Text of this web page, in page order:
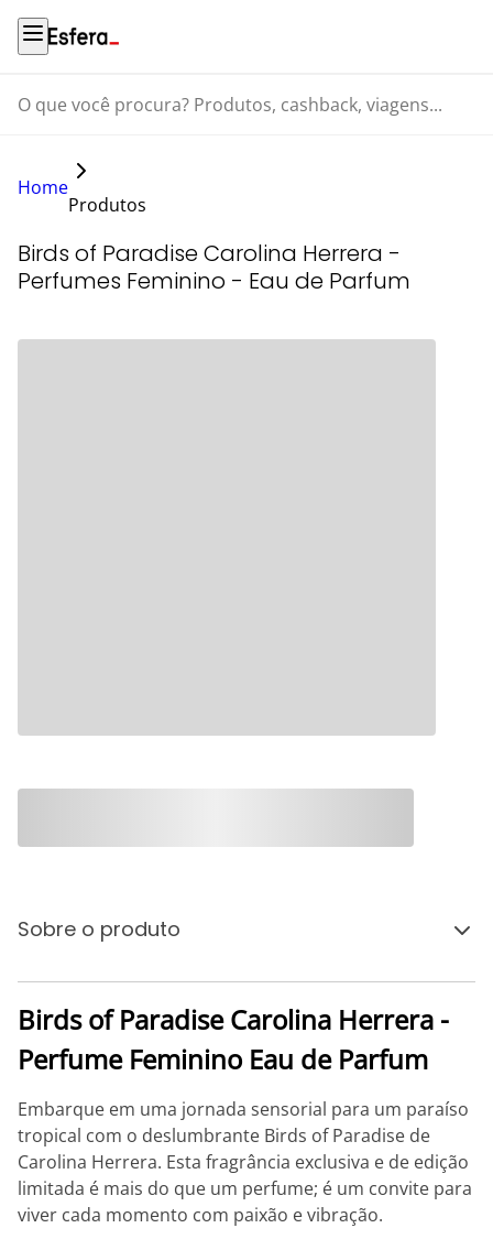
O que você procura? Produtos, cashback, viagens...
Home
Produtos
Birds of Paradise Carolina Herrera -
Perfumes Feminino - Eau de Parfum
Sobre o produto
Birds of Paradise Carolina Herrera -
Perfume Feminino Eau de Parfum
Embarque em uma jornada sensorial para um paraíso
tropical com o deslumbrante Birds of Paradise de
Carolina Herrera. Esta fragrância exclusiva e de edição
limitada é mais do que um perfume; é um convite para
viver cada momento com paixão e vibração.